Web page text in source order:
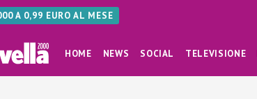
A 0,99 EURO AL MESE
HOME NEWS SOCIAL TELEVISIONE